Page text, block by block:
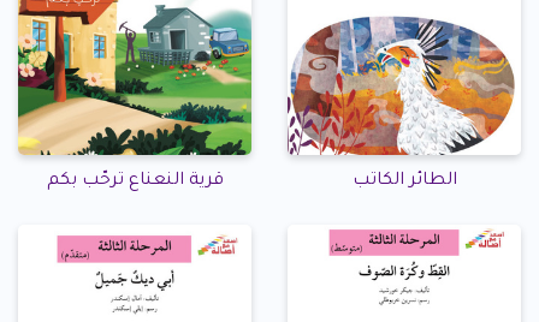
الطائر الكاتب قرية النعناع ترحّب بكم